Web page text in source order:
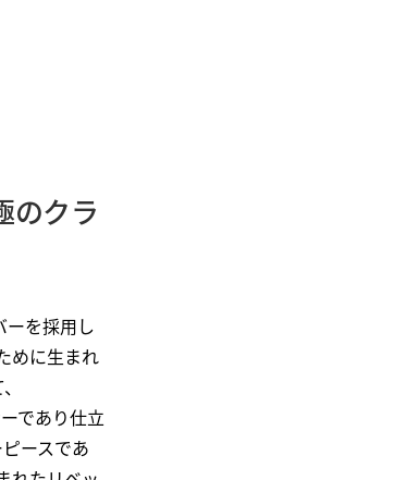
のクラ
ーを採用し
めに生まれ
であり仕立
ースであ